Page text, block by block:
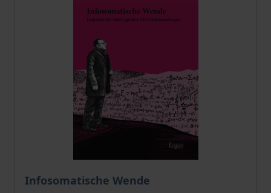
Infosomatische Wende
Der Preis dieses Titels richtet sich nach der